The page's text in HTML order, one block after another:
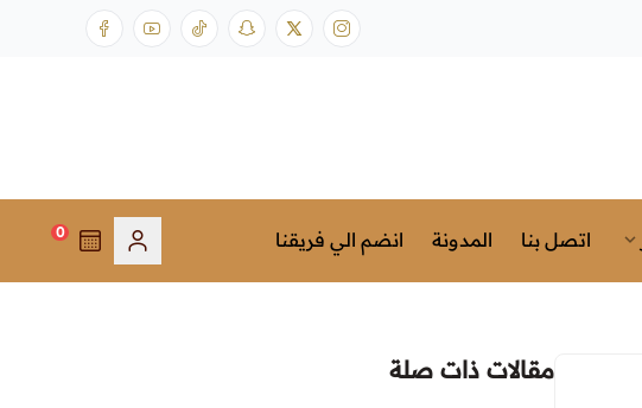
اتصل بنا المدونة انضم الي فريقنا 0
مقالات ذات صلة